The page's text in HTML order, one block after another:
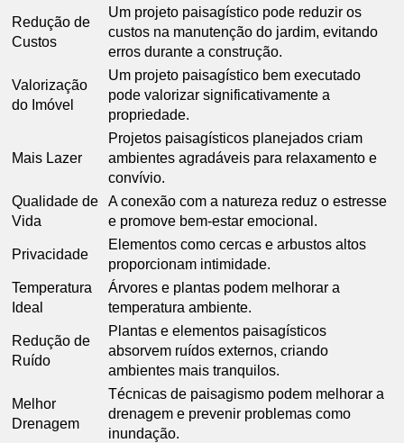
Redução de
Custos
Um projeto paisagístico pode reduzir os
custos na manutenção do jardim, evitando
erros durante a construção.
Valorização
do Imóvel
Um projeto paisagístico bem executado
pode valorizar significativamente a
propriedade.
Mais Lazer
Projetos paisagísticos planejados criam
ambientes agradáveis para relaxamento e
convívio.
Qualidade de
Vida
A conexão com a natureza reduz o estresse
e promove bem-estar emocional.
Privacidade
Elementos como cercas e arbustos altos
proporcionam intimidade.
Temperatura
Ideal
Árvores e plantas podem melhorar a
temperatura ambiente.
Redução de
Ruído
Plantas e elementos paisagísticos
absorvem ruídos externos, criando
ambientes mais tranquilos.
Melhor
Drenagem
Técnicas de paisagismo podem melhorar a
drenagem e prevenir problemas como
inundação.